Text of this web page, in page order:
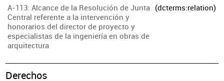
A-113: Alcance de la Resolución de Junta
Central referente a la intervención y
honorarios del director de proyecto y
especialistas de la ingeniería en obras de
arquitectura
(dcterms:relation)
Derechos